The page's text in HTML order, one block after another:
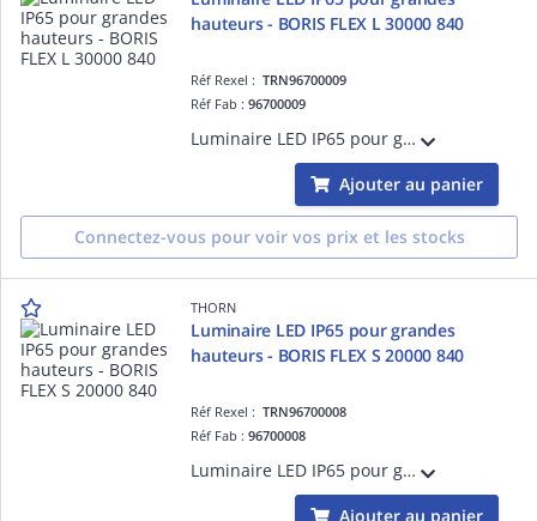
hauteurs - BORIS FLEX L 30000 840
Réf Rexel :TRN96700009
Réf Fab :96700009
Luminaire LED IP65 pour grandes hauteurs - BORIS FLEX L 30000 840 - Boîtier de commande pour pilotage de projecteurs LED ¿ 195W ¿ 90° ¿ 4000K ¿ IP65 ¿ version détection
Ajouter au panier
Connectez-vous pour voir vos prix et les stocks
THORN
Luminaire LED IP65 pour grandes
hauteurs - BORIS FLEX S 20000 840
Réf Rexel :TRN96700008
Réf Fab :96700008
Luminaire LED IP65 pour grandes hauteurs - BORIS FLEX S 20000 840 - Boîtier de commande pour pilotage de projecteurs LED ¿ 130W ¿ 90° ¿ 4000K ¿ IP65 ¿ version détection
Ajouter au panier